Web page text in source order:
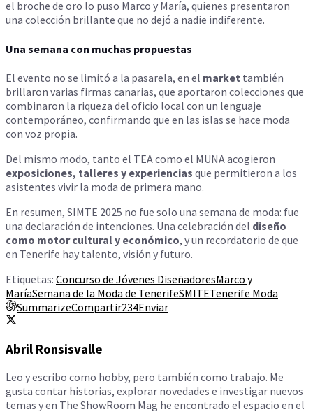
el broche de oro lo puso Marco y María, quienes presentaron
una colección brillante que no dejó a nadie indiferente.
Una semana con muchas propuestas
El evento no se limitó a la pasarela, en el market también
brillaron varias firmas canarias, que aportaron colecciones que
combinaron la riqueza del oficio local con un lenguaje
contemporáneo, confirmando que en las islas se hace moda
con voz propia.
Del mismo modo, tanto el TEA como el MUNA acogieron
exposiciones, talleres y experiencias que permitieron a los
asistentes vivir la moda de primera mano.
En resumen, SIMTE 2025 no fue solo una semana de moda: fue
una declaración de intenciones. Una celebración del diseño
como motor cultural y económico, y un recordatorio de que
en Tenerife hay talento, visión y futuro.
Etiquetas: Concurso de Jóvenes DiseñadoresMarco y
MaríaSemana de la Moda de TenerifeSMITETenerife Moda
SummarizeCompartir234Enviar
Abril Ronsisvalle
Leo y escribo como hobby, pero también como trabajo. Me
gusta contar historias, explorar novedades e investigar nuevos
temas y en The ShowRoom Mag he encontrado el espacio en el